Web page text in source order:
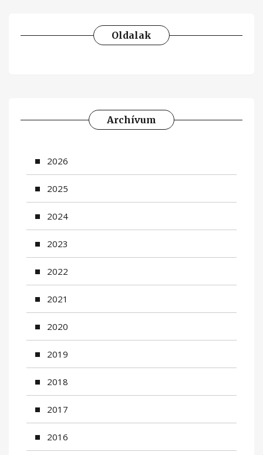
Oldalak
Archívum
2026
2025
2024
2023
2022
2021
2020
2019
2018
2017
2016